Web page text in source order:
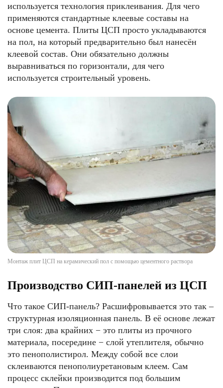
используется технология приклеивания. Для чего
применяются стандартные клеевые составы на
основе цемента. Плиты ЦСП просто укладываются
на пол, на который предварительно был нанесён
клеевой состав. Они обязательно должны
выравниваться по горизонтали, для чего
используется строительный уровень.
Монтаж плит ЦСП на керамический пол с помощью цементного раствора
Производство СИП-панелей из ЦСП
Что такое СИП-панель? Расшифровывается это так –
структурная изоляционная панель. В её основе лежат
три слоя: два крайних − это плиты из прочного
материала, посередине − слой утеплителя, обычно
это пенополистирол. Между собой все слои
склеиваются пенополиуретановым клеем. Сам
процесс склейки производится под большим